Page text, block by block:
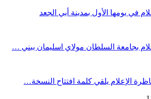
في يومها الأول بمدينة أبي الجعد
بجامعة السلطان مولاي اسليمان ببني …
الإعلام يلقي كلمة افتتاح النسخة…